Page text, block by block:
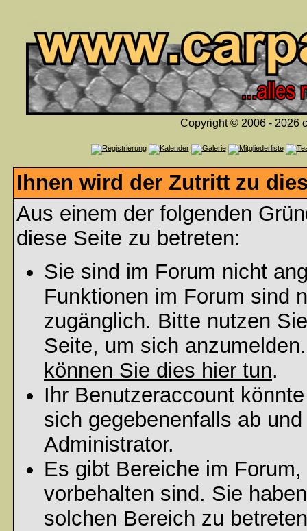
Copyright © 2006 - 2026
Ihnen wird der Zutritt zu
Aus einem der folgenden
diese Seite zu betreten:
Sie sind im Forum nicht
Funktionen im Forum sind
zugänglich. Bitte nutzen
Seite, um sich
können Sie dies hier tun.
Ihr Benutzeraccount
sich gegebenenfalls ab
Administrator.
Es gibt Bereiche im
vorbehalten sind. Sie
solchen Bereich zu